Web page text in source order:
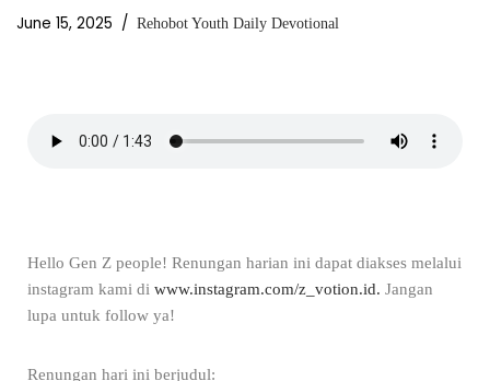
June 15, 2025 Rehobot Youth Daily Devotional
Hello Gen Z people! Renungan harian ini dapat diakses melalui
instagram kami di www.instagram.com/z_votion.id. Jangan
lupa untuk follow ya!
Renungan hari ini berjudul: